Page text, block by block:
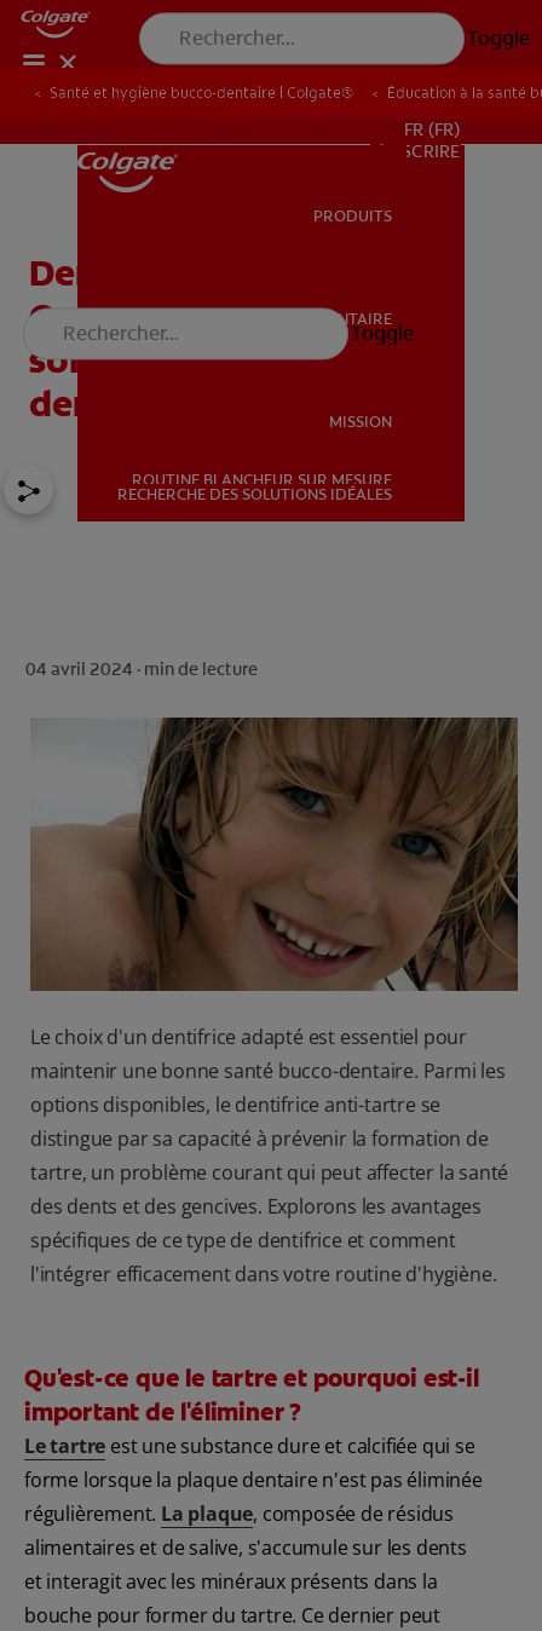
Toggle
SANTÉ BUCCO-DENTAIRE
FR (FR)
S’INSCRIRE
POUR LES PROFESSIONNELS
FR (FR)
S’INSCRIRE
PRODUITS
SANTÉ BUCCO-DENTAIRE
MISSION
ROUTINE BLANCHEUR SUR MESURE
RECHERCHE DES SOLUTIONS IDÉALES
Toggle
Santé et hygiène bucco-dentaire | Colgate® Éducation à la santé
Dentifrice anti-tartre :
Quelle efficacité pour le
soin de vos
dents ?
04 avril 2024 · min de lecture
Le choix d'un dentifrice adapté est essentiel pour
maintenir une bonne santé bucco-dentaire. Parmi les
options disponibles, le dentifrice anti-tartre se
distingue par sa capacité à prévenir la formation de
tartre, un problème courant qui peut affecter la santé
des dents et des gencives. Explorons les avantages
spécifiques de ce type de dentifrice et comment
l'intégrer efficacement dans votre routine d'hygiène.
Qu'est-ce que le tartre et pourquoi est-il
important de l'éliminer ?
Le tartre est une substance dure et calcifiée qui se
forme lorsque la plaque dentaire n'est pas éliminée
régulièrement. La plaque, composée de résidus
alimentaires et de salive, s'accumule sur les dents
et interagit avec les minéraux présents dans la
bouche pour former du tartre. Ce dernier peut